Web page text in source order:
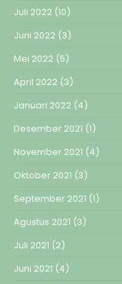
Juli 2022 (10)
Juni 2022 (3)
Mei 2022 (5)
April 2022 (3)
Januari 2022 (4)
Desember 2021 (1)
November 2021 (4)
Oktober 2021 (3)
September 2021 (1)
Agustus 2021 (3)
Juli 2021 (2)
Juni 2021 (4)